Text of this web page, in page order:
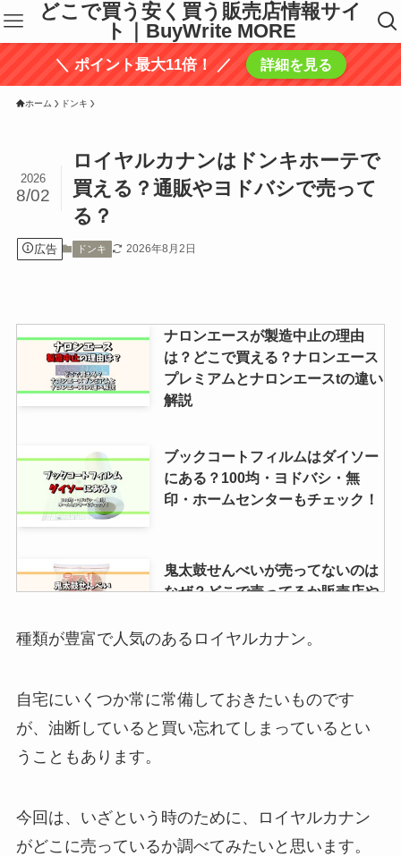
どこで買う安く買う販売店情報サイ
ト｜BuyWrite MORE
＼ ポイント最大11倍！ ／ 詳細を見る
ホーム ドンキ
ロイヤルカナンはドンキホーテで
買える？通販やヨドバシで売って
る？
2026
8/02
広告 ドンキ 2026年8月2日
ナロンエースが製造中止の理由
は？どこで買える？ナロンエース
プレミアムとナロンエースtの違い
解説
ブックコートフィルムはダイソー
にある？100均・ヨドバシ・無
印・ホームセンターもチェック！
鬼太鼓せんべいが売ってないのは
なぜ？どこで売ってるか販売店や
フト10本をもとに最安値段ショッ
プを調査
る？100均・ホームセンターも調
査！代用&使い方も紹介
種類が豊富で人気のあるロイヤルカナン。
自宅にいくつか常に常備しておきたいものです
が、油断していると買い忘れてしまっているとい
うこともあります。
今回は、いざという時のために、ロイヤルカナン
がどこに売っているか調べてみたいと思います。